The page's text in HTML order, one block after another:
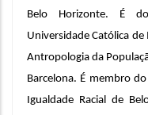
Belo Horizonte. É
Universidade Católica
Antropologia da
Barcelona. É membro
Igualdade Racial de